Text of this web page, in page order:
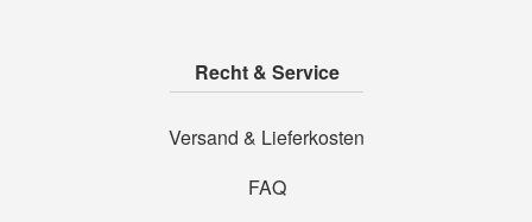
Recht & Service
Versand & Lieferkosten
FAQ